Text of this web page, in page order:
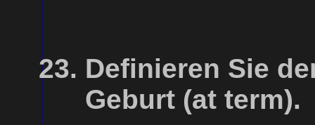
Definieren Sie
Geburt (at term).